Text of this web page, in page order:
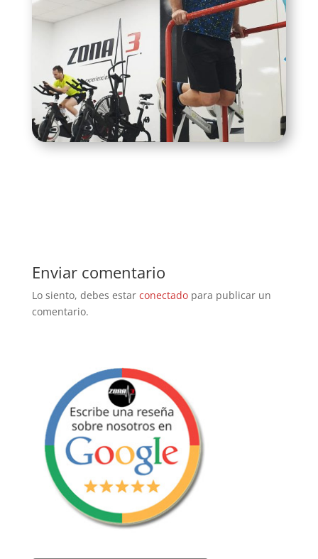
Enviar comentario
Lo siento, debes estar conectadopara publicar un
comentario.